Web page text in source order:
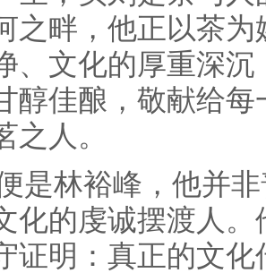
之畔，他正以茶
、文化的厚重深
醇佳酿，敬献给
之人。
林裕峰，他并非
化的虔诚摆渡人
证明：真正的文